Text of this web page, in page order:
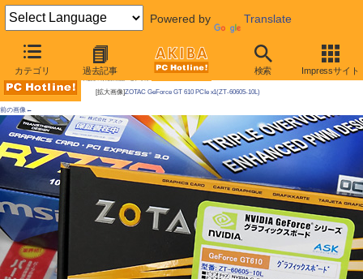
Powered by Translate
カテゴリ 過去記事 検索 Impressサイト
AKIBA PC Hotline!
[拡大画像]ZOTAC GeForce GT 610 PCIe x1(ZT-60605-10L)
前の画像←